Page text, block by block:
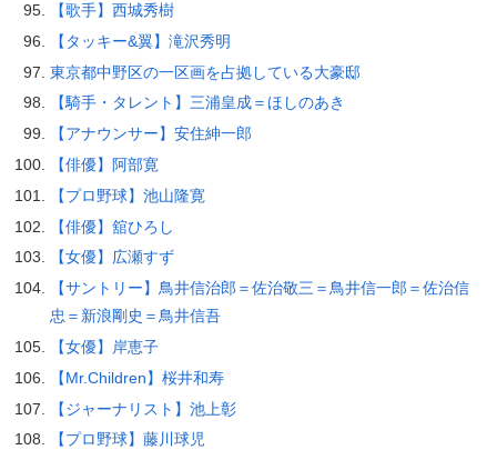
【歌手】西城秀樹
【タッキー&翼】滝沢秀明
東京都中野区の一区画を占拠している大豪邸
【騎手・タレント】三浦皇成＝ほしのあき
【アナウンサー】安住紳一郎
【俳優】阿部寛
【プロ野球】池山隆寛
【俳優】舘ひろし
【女優】広瀬すず
【サントリー】鳥井信治郎＝佐治敬三＝鳥井信一郎＝佐治信
忠＝新浪剛史＝鳥井信吾
【女優】岸恵子
【Mr.Children】桜井和寿
【ジャーナリスト】池上彰
【プロ野球】藤川球児